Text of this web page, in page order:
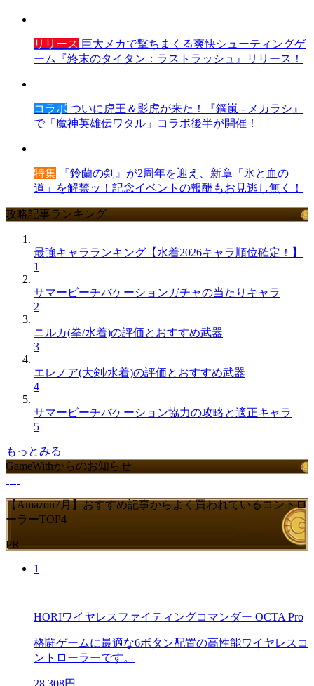
リリース 巨大メカで撃ちまくる爽快シューティングゲ
ーム『終末のタイタン：ラストラッシュ』リリース！
コラボ ついに虎王＆影虎が来た！『鋼嵐 - メカラシ』
で「魔神英雄伝ワタル」コラボ後半が開催！
特集 『鈴蘭の剣』が2周年を迎え、新章「氷と血の
道」を解禁ッ！記念イベントの報酬もお見逃し無く！
攻略記事ランキング
最強キャラランキング【水着2026キャラ順位確定！】
1
サマービーチバケーションガチャの当たりキャラ
2
ニルカ(拳/水着)の評価とおすすめ武器
3
エレノア(大剣/水着)の評価とおすすめ武器
4
サマービーチバケーション協力の攻略と適正キャラ
5
もっとみる
GameWithからのお知らせ
【Amazon7月】おすすめ記事からよく買われているコントロ
ーラーTOP4
PR
1
HORIワイヤレスファイティングコマンダー OCTA Pro
格闘ゲームに最適な6ボタン配置の高性能ワイヤレスコ
ントローラーです。